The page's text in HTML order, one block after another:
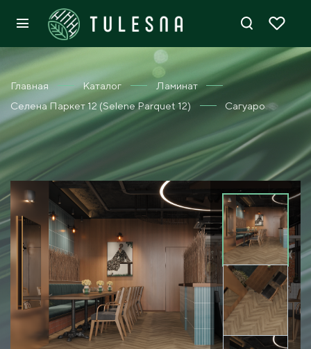
Главная Каталог
Ламинат
Селена Паркет 12 (Selene Parquet 12)
Сагуаро